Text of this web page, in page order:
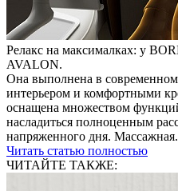
Релакс на максималках: у
AVALON.
Она выполнена в
интерьером и комфортными
оснащена множеством
насладиться полноценным
напряженного дня.
Читать статью полностью
ЧИТАЙТЕ ТАКЖЕ: